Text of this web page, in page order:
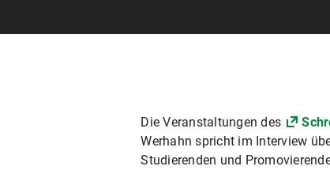
Die Veranstaltungen des
Werhahn spricht im Interview
Studierenden und